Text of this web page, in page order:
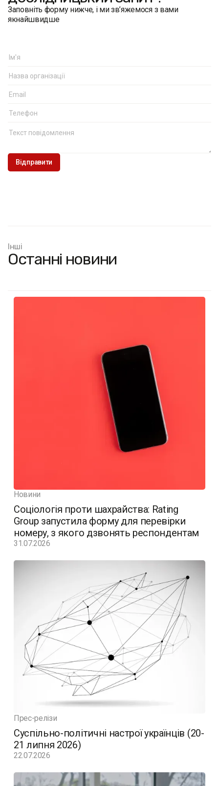
Заповніть форму нижче, і ми зв’яжемося з вами
якнайшвидше
Інші
Останні новини
Новини
Соціологія проти шахрайства: Rating
Group запустила форму для перевірки
номеру, з якого дзвонять респондентам
31.07.2026
Прес-релізи
Суспільно-політичні настрої українців (20-
21 липня 2026)
22.07.2026